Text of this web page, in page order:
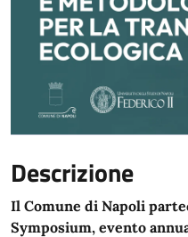
Descrizione
Il Comune di Napoli
Symposium, evento